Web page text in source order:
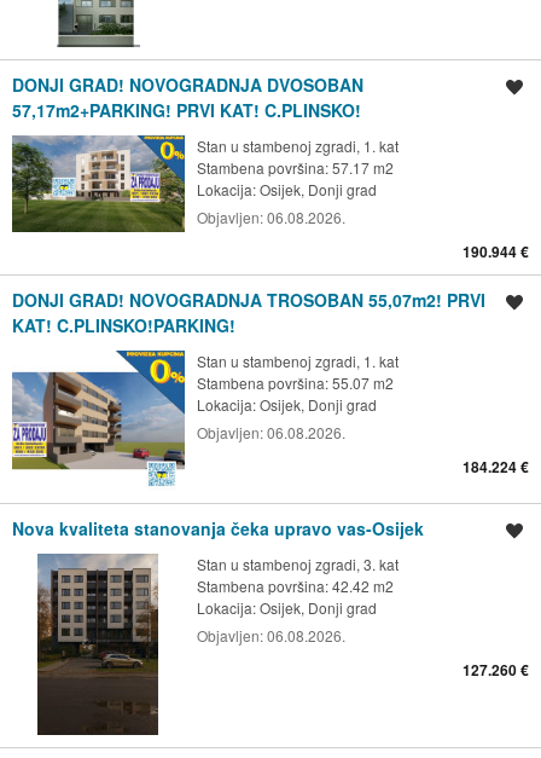
DONJI GRAD! NOVOGRADNJA DVOSOBAN
57,17m2+PARKING! PRVI KAT! C.PLINSKO!
Stan u stambenoj zgradi, 1. kat
Stambena površina: 57.17 m2
Lokacija:Osijek, Donji grad
Objavljen:06.08.2026.
190.944 €
DONJI GRAD! NOVOGRADNJA TROSOBAN 55,07m2! PRVI
KAT! C.PLINSKO!PARKING!
Stan u stambenoj zgradi, 1. kat
Stambena površina: 55.07 m2
Lokacija:Osijek, Donji grad
Objavljen:06.08.2026.
184.224 €
Nova kvaliteta stanovanja čeka upravo vas-Osijek
Stan u stambenoj zgradi, 3. kat
Stambena površina: 42.42 m2
Lokacija:Osijek, Donji grad
Objavljen:06.08.2026.
127.260 €